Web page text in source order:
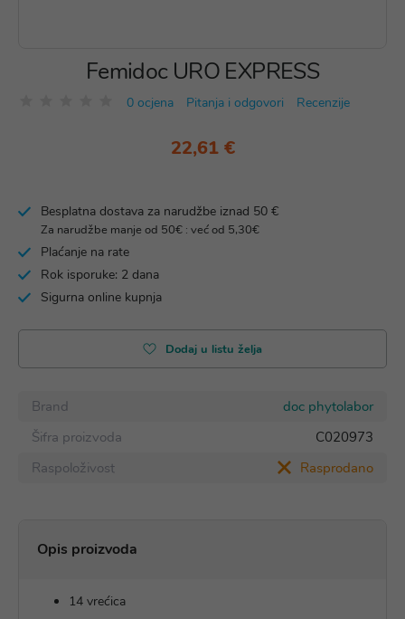
Femidoc URO EXPRESS
0 ocjena Pitanja i odgovori Recenzije
22,61 €
Besplatna dostava za narudžbe iznad 50 €
Za narudžbe manje od 50€ : već od 5,30€
Plaćanje na rate
Rok isporuke: 2 dana
Sigurna online kupnja
Dodaj u listu želja
Brand
doc phytolabor
Šifra proizvoda
C020973
Raspoloživost
Rasprodano
Opis proizvoda
14 vrećica